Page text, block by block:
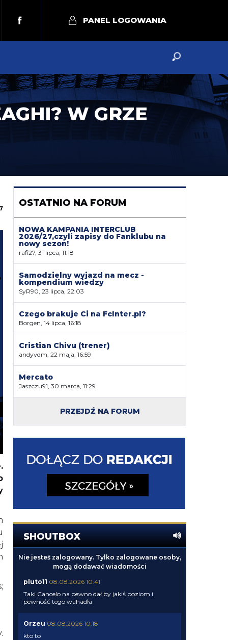
PANEL LOGOWANIA
W GRZE
7 OSTATNIO NA FORUM
NOWA KAMPANIA INTERCLUB
2026/27,czyli zapisy do Fanklubu na
nowy sezon!
rafi27, 31 lipca, 11:18
Samodzielny wyjazd na mecz -
kompendium wiedzy
SyR90, 23 lipca, 22:03
Czego brakuje Ci na FcInter.pl?
Borgen, 14 lipca, 16:18
Cristian Chivu (trener)
andyvdm, 22 maja, 16:59
Mercato
Jaszczu91, 30 marca, 11:29
PRZEJDŹ NA FORUM
SHOUTBOX
Nie jesteś zalogowany. Tylko zalogowane osoby,
mogą dodawać wiadomości
pluto11 08.08.2026 10:41
Taki Cancelo na pewno dał by jakiś poziom i
pewność tego wahadła
Orzeu 08.08.2026 10:18
kto to